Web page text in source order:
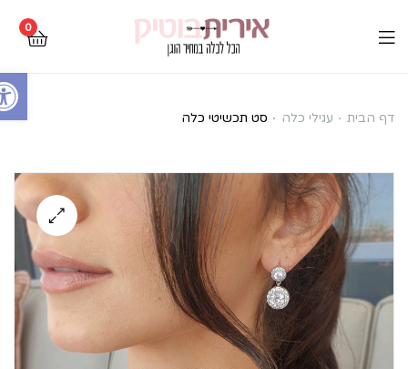
Open toolbar
0
סט
כלה
דף הבית עגילי כלה סט תכשיטי כלה